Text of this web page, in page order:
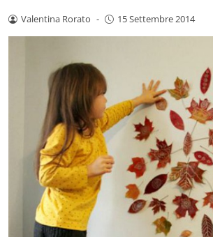
Valentina Rorato - 15 Settembre 2014